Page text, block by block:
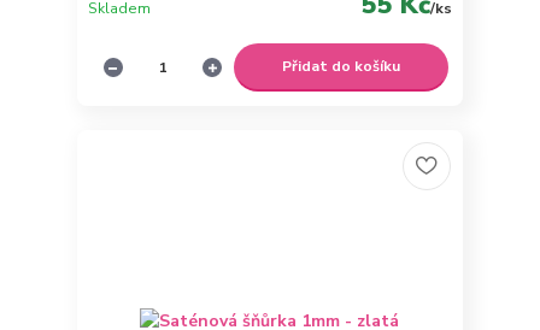
/ks
Skladem
Přidat do košíku